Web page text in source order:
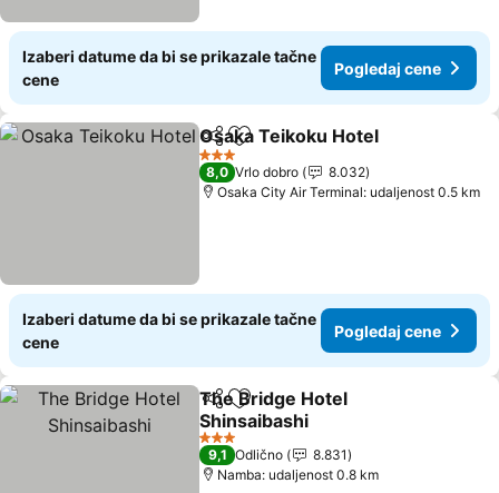
Izaberi datume da bi se prikazale tačne
cene
Pogledaj cene
Deli Dodati u favorite
Osaka Teikoku Hotel
3 Zvezdice
8,0 Vrlo dobro
8.032
Osaka City Air Terminal: udaljenost 0.5 km
Izaberi datume da bi se prikazale tačne
cene
Pogledaj cene
Deli Dodati u favorite
The Bridge Hotel
Shinsaibashi
Pogledaj cene
3 Zvezdice
9,1 Odlično
8.831
Namba: udaljenost 0.8 km